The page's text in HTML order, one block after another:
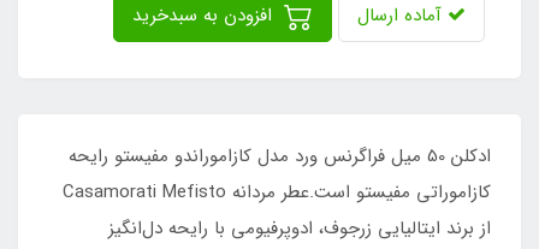
آماده ارسال
ادکلن 50 میل فراگرنس ورد مدل کازاموراندو مفیستو رایحه
کازاموراتی مفیستو است.عطر مردانه Casamorati Mefisto
از برند ایتالیایی زرجوف، ادوپرفیومی با رایحه دل‌انگیز